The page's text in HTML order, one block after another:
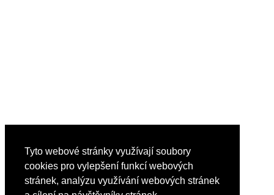
Tyto webové stránky využívají soubory
cookies pro vylepšení funkcí webových
stránek, analýzu využívání webových stránek